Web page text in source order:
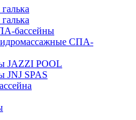
бассейны
СПА-
JAZZI POOL
JNJ SPAS